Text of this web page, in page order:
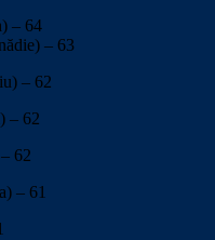
– 64
– 63
– 62
– 62
62
– 61